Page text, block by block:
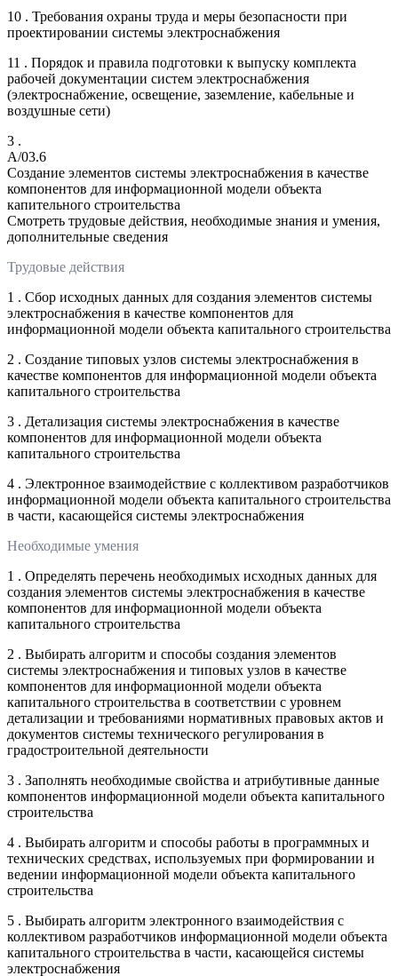
10 . Требования охраны труда и меры безопасности при
проектировании системы электроснабжения
11 . Порядок и правила подготовки к выпуску комплекта
рабочей документации систем электроснабжения
(электроснабжение, освещение, заземление, кабельные и
воздушные сети)
3 .
A/03.6
Создание элементов системы электроснабжения в качестве
компонентов для информационной модели объекта
капительного строительства
Смотреть трудовые действия, необходимые знания и умения,
дополнительные сведения
Трудовые действия
1 . Сбор исходных данных для создания элементов системы
электроснабжения в качестве компонентов для
информационной модели объекта капитального строительства
2 . Создание типовых узлов системы электроснабжения в
качестве компонентов для информационной модели объекта
капитального строительства
3 . Детализация системы электроснабжения в качестве
компонентов для информационной модели объекта
капитального строительства
4 . Электронное взаимодействие с коллективом разработчиков
информационной модели объекта капитального строительства
в части, касающейся системы электроснабжения
Необходимые умения
1 . Определять перечень необходимых исходных данных для
создания элементов системы электроснабжения в качестве
компонентов для информационной модели объекта
капитального строительства
2 . Выбирать алгоритм и способы создания элементов
системы электроснабжения и типовых узлов в качестве
компонентов для информационной модели объекта
капитального строительства в соответствии с уровнем
детализации и требованиями нормативных правовых актов и
документов системы технического регулирования в
градостроительной деятельности
3 . Заполнять необходимые свойства и атрибутивные данные
компонентов информационной модели объекта капитального
строительства
4 . Выбирать алгоритм и способы работы в программных и
технических средствах, используемых при формировании и
ведении информационной модели объекта капитального
строительства
5 . Выбирать алгоритм электронного взаимодействия с
коллективом разработчиков информационной модели объекта
капитального строительства в части, касающейся системы
электроснабжения